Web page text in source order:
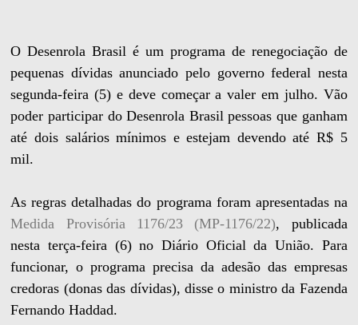
O Desenrola Brasil é um programa de renegociação de
pequenas dívidas anunciado pelo governo federal nesta
segunda-feira (5) e deve começar a valer em julho. Vão
poder participar do Desenrola Brasil pessoas que ganham
até dois salários mínimos e estejam devendo até R$ 5
mil.
As regras detalhadas do programa foram apresentadas na
Medida Provisória 1176/23 (MP-1176/22), publicada
nesta terça-feira (6) no Diário Oficial da União. Para
funcionar, o programa precisa da adesão das empresas
credoras (donas das dívidas), disse o ministro da Fazenda
Fernando Haddad.